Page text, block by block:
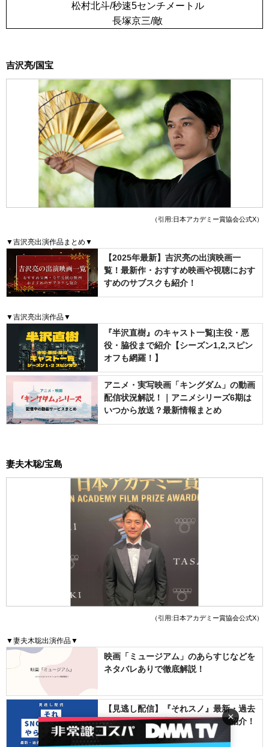
松村北斗/秒速5センチメートル
長塚京三/敵
吉沢亮/国宝
（引用:日本アカデミー賞協会公式X）
▼吉沢亮出演作品まとめ▼
【2025年最新】吉沢亮の出演映画一
覧！最新作・おすすめ映画や視聴におす
すめのサブスクも紹介！
▼吉沢亮出演作品▼
『半沢直樹』のキャスト一覧|主役・悪
役・脇役まで紹介【シーズン1,2,スピン
オフも網羅！】
アニメ・実写映画「キングダム」の動画
配信状況解説！｜アニメシリーズ6期は
いつから放送？最新情報まとめ
妻夫木聡/宝島
（引用:日本アカデミー賞協会公式X）
▼妻夫木聡出演作品▼
映画「ミュージアム」のあらすじなどを
ネタバレありで徹底解説！
【見逃し配信】『それスノ』最新・過去
回をお得に見る方法は？人気回も紹介！
×